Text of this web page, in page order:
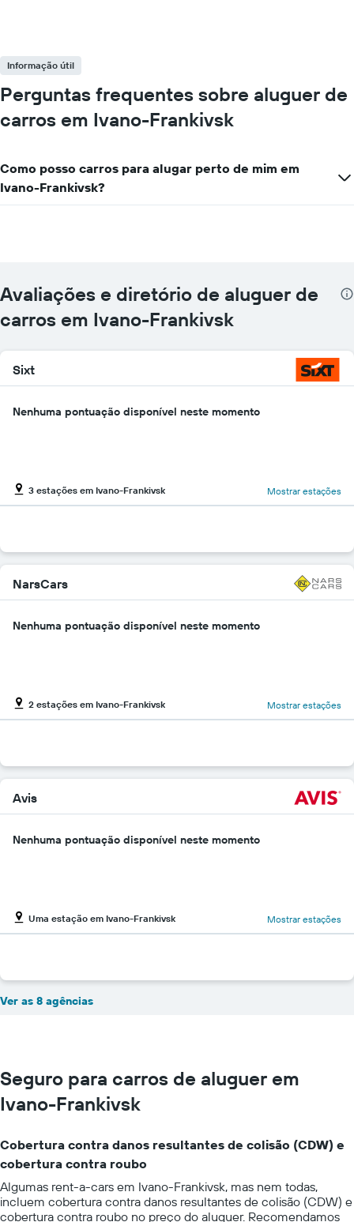
Informação útil
Perguntas frequentes sobre aluguer de
carros em Ivano-Frankivsk
Como posso carros para alugar perto de mim em
Ivano-Frankivsk?
Avaliações e diretório de aluguer de
carros em Ivano-Frankivsk
Sixt
Nenhuma pontuação disponível neste momento
3 estações em Ivano-Frankivsk Mostrar estações
NarsCars
Nenhuma pontuação disponível neste momento
2 estações em Ivano-Frankivsk Mostrar estações
Avis
Nenhuma pontuação disponível neste momento
Uma estação em Ivano-Frankivsk Mostrar estações
Ver as 8 agências
Seguro para carros de aluguer em
Ivano-Frankivsk
Cobertura contra danos resultantes de colisão (CDW) e
cobertura contra roubo
Algumas rent-a-cars em Ivano-Frankivsk, mas nem todas,
incluem cobertura contra danos resultantes de colisão (CDW) e
cobertura contra roubo no preço do aluguer. Recomendamos